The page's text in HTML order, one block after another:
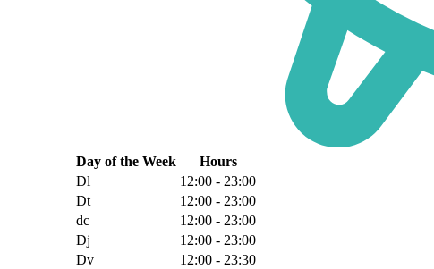
Day of the Week
Hours
Dl
12:00 - 23:00
Dt
12:00 - 23:00
dc
12:00 - 23:00
Dj
12:00 - 23:00
Dv
12:00 - 23:30